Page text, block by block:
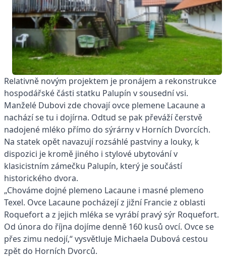
Relativně novým projektem je pronájem a rekonstrukce
hospodářské části statku Palupín v sousední vsi.
Manželé Dubovi zde chovají ovce plemene Lacaune a
nachází se tu i dojírna. Odtud se pak převáží čerstvě
nadojené mléko přímo do sýrárny v Horních Dvorcích.
Na statek opět navazují rozsáhlé pastviny a louky, k
dispozici je kromě jiného i stylové ubytování v
klasicistním zámečku Palupín, který je součástí
historického dvora.
„Chováme dojné plemeno Lacaune i masné plemeno
Texel. Ovce Lacaune pocházejí z jižní Francie z oblasti
Roquefort a z jejich mléka se vyrábí pravý sýr Roquefort.
Od února do října dojíme denně 160 kusů ovcí. Ovce se
přes zimu nedojí,“ vysvětluje Michaela Dubová cestou
zpět do Horních Dvorců.